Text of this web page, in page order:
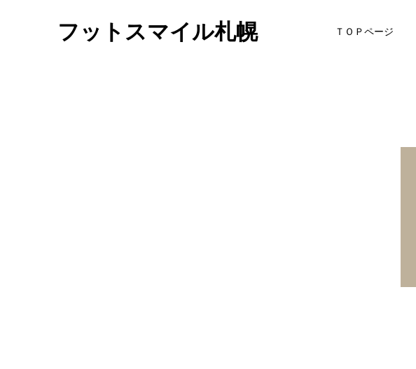
フットスマイル札幌 ＴＯＰページ